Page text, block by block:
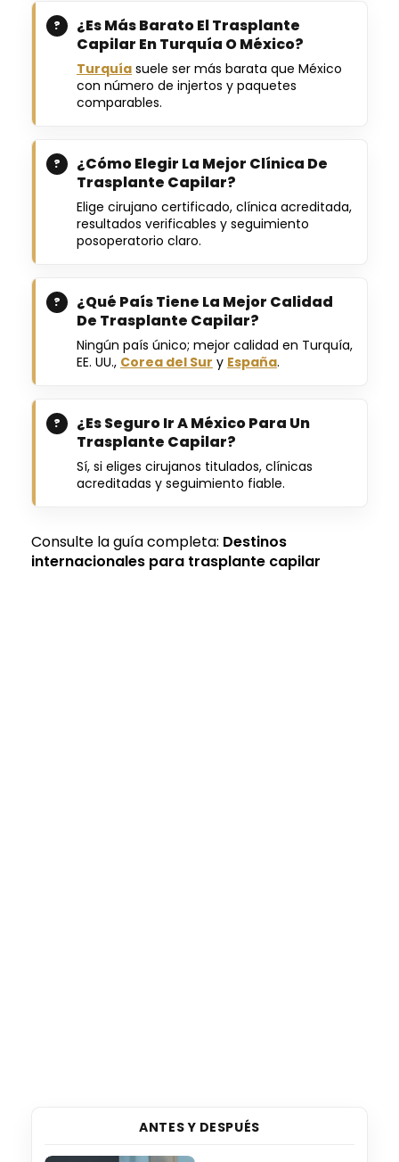
¿Es Más Barato El Trasplante
Capilar En Turquía O México?
Turquía suele ser más barata que México
con número de injertos y paquetes
comparables.
¿Cómo Elegir La Mejor Clínica De
Trasplante Capilar?
Elige cirujano certificado, clínica acreditada,
resultados verificables y seguimiento
posoperatorio claro.
¿Qué País Tiene La Mejor Calidad
De Trasplante Capilar?
Ningún país único; mejor calidad en Turquía,
EE. UU., Corea del Sur y España.
¿Es Seguro Ir A México Para Un
Trasplante Capilar?
Sí, si eliges cirujanos titulados, clínicas
acreditadas y seguimiento fiable.
Consulte la guía completa: Destinos
internacionales para trasplante capilar
ANTES Y DESPUÉS